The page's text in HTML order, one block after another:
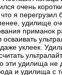
очень
я перегрузил
удилище
приманок
осваивать
даже уклеек.
эти удилища не
и удилища с